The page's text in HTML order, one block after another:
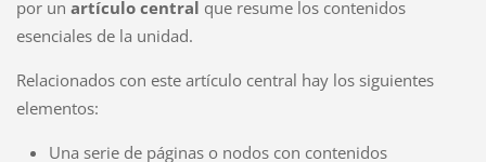
por un artículo central que resume los contenidos
esenciales de la unidad.
Relacionados con este artículo central hay los siguientes
elementos:
Una serie de páginas o nodos con contenidos